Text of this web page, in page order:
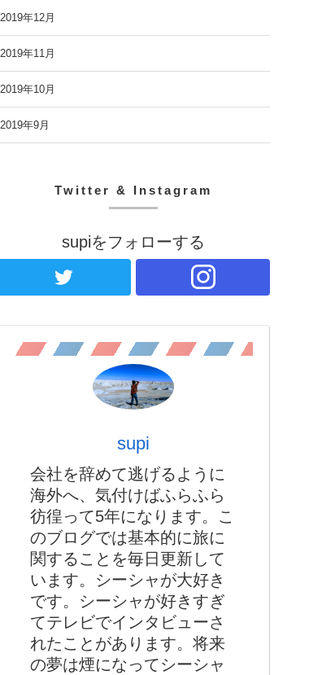
2019年12月
2019年11月
2019年10月
2019年9月
Twitter & Instagram
supiをフォローする
supi
会社を辞めて逃げるように
海外へ、気付けばふらふら
彷徨って5年になります。こ
のブログでは基本的に旅に
関することを毎日更新して
います。シーシャが大好き
です。シーシャが好きすぎ
てテレビでインタビューさ
れたことがあります。将来
の夢は煙になってシーシャ